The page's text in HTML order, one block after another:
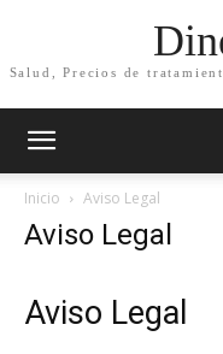
Salud, Precios de
Inicio Aviso Legal
Aviso Legal
Aviso Legal